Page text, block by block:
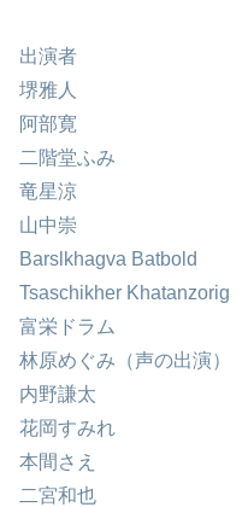
出演者
堺雅人
阿部寛
二階堂ふみ
竜星涼
山中崇
Barslkhagva Batbold
Tsaschikher Khatanzorig
富栄ドラム
林原めぐみ（声の出演）
内野謙太
花岡すみれ
本間さえ
二宮和也